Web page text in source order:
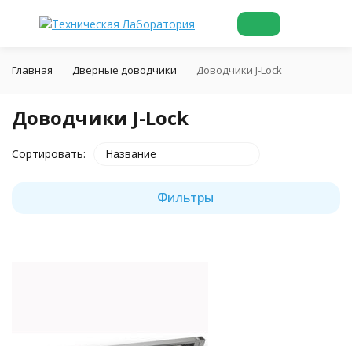
Главная Дверные доводчики Доводчики J-Lock
Доводчики J-Lock
Сортировать: Название
Фильтры